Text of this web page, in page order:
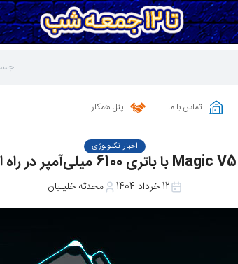
تماس با ما پنل همکار
اخبار تکنولوژی
12 خرداد 1404 محدثه خلیلیان